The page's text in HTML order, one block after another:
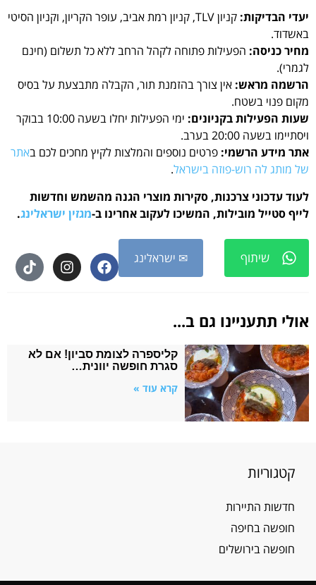
יעדי הבדיקות:
קניון TLV, קניון רמת אביב, עופר הקריון, וקניון הסיטי
באשדוד.
מחיר כניסה: הפעילות פתוחה לקהל הרחב ללא כל תשלום (חינם
לגמרי).
הרשמה מראש: אין צורך בהזמנת תור, הקבלה מתבצעת על בסיס
מקום פנוי בשטח.
שעות הפעילות בקניונים:
ימי הפעילות יחלו בשעה 10:00 בבוקר
ויסתיימו בשעה 20:00 בערב.
אתר מידע הרשמי: פרטים נוספים והמלצות לקיץ מחכים לכם באתר
של מותג לה רוש-פוזה בישראל.
לעוד עדכוני צרכנות, סקירות מוצרי הגנה מהשמש וחדשות
לייף סטייל מובילות, המשיכו לעקוב אחרינו ב-מגזין ישראלינג.
שיתוף ✉ ישראלינג
אולי תתעניינו גם ב...
קליספרה לצומת סביון! אם לא
סגרת חופשה יוונית…
קרא עוד »
קטגוריות
חדשות התיירות
חופשה בחיפה
חופשה בירושלים